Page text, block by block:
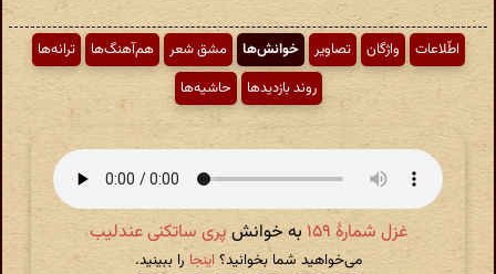
اطّلاعات واژگان تصاویر خوانش‌ها مشق شعر هم‌آهنگ‌ها
ترانه‌ها
روند بازدیدها
حاشیه‌ها
غزل شمارهٔ ۱۵۹ به خوانش پری ساتکنی عندلیب
می‌خواهید شما بخوانید؟اینجا را ببینید.